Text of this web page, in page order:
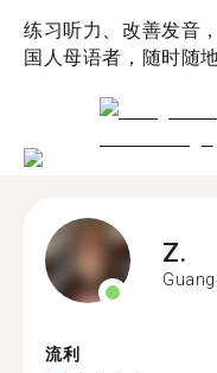
练习听力、改善发音
国人母语者，随时随
Z.
流利